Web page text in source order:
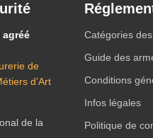
de
d’Art
de la
Catégories
Guide des
Conditions
Infos légales
Politique de